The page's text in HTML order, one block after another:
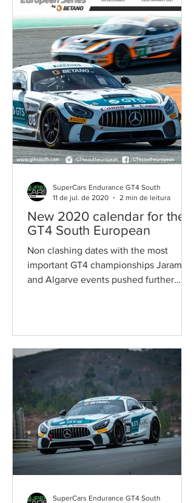
New 2020 calendar for the
GT4 South European
Non clashing dates with the most
important GT4 championships Jarama
and Algarve events pushed further
SuperCars Endurance GT4 South
11 de jul. de 2020
2 min de leitura
SuperCars Endurance GT4 South